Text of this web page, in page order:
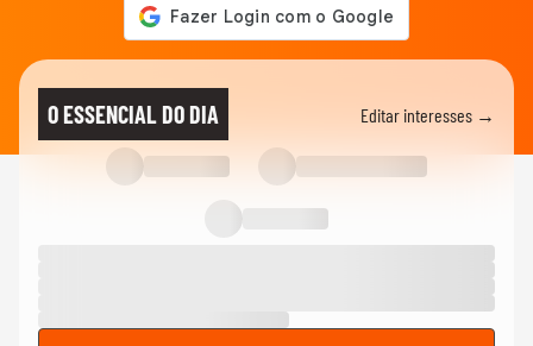
O ESSENCIAL DO DIA Editar interesses →